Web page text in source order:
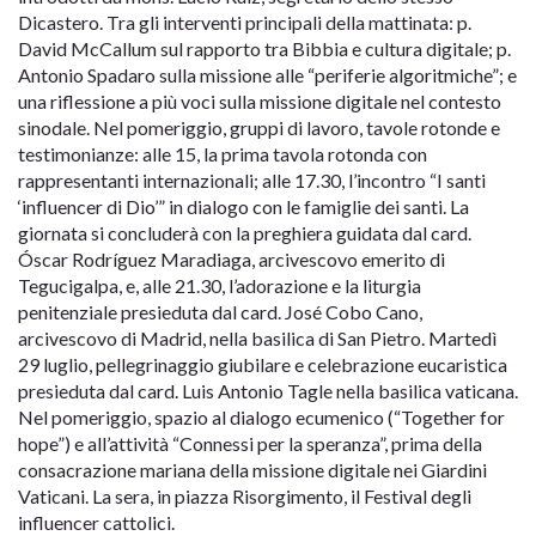
Dicastero. Tra gli interventi principali della mattinata: p.
David McCallum sul rapporto tra Bibbia e cultura digitale; p.
Antonio Spadaro sulla missione alle “periferie algoritmiche”; e
una riflessione a più voci sulla missione digitale nel contesto
sinodale. Nel pomeriggio, gruppi di lavoro, tavole rotonde e
testimonianze: alle 15, la prima tavola rotonda con
rappresentanti internazionali; alle 17.30, l’incontro “I santi
‘influencer di Dio’” in dialogo con le famiglie dei santi. La
giornata si concluderà con la preghiera guidata dal card.
Óscar Rodríguez Maradiaga, arcivescovo emerito di
Tegucigalpa, e, alle 21.30, l’adorazione e la liturgia
penitenziale presieduta dal card. José Cobo Cano,
arcivescovo di Madrid, nella basilica di San Pietro. Martedì
29 luglio, pellegrinaggio giubilare e celebrazione eucaristica
presieduta dal card. Luis Antonio Tagle nella basilica vaticana.
Nel pomeriggio, spazio al dialogo ecumenico (“Together for
hope”) e all’attività “Connessi per la speranza”, prima della
consacrazione mariana della missione digitale nei Giardini
Vaticani. La sera, in piazza Risorgimento, il Festival degli
influencer cattolici.